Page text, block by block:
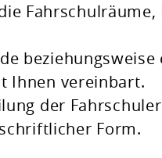
Ihnen vereinbart.
der
Form.